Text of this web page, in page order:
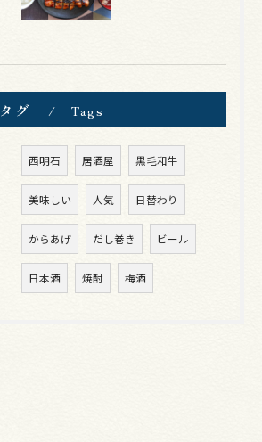
タグ Tags
西明石 居酒屋 黒毛和牛
美味しい 人気 日替わり
からあげ だし巻き ビール
日本酒 焼酎 梅酒